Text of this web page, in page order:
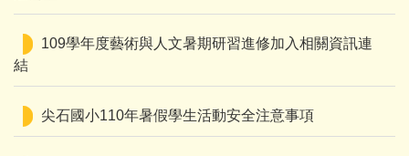
109學年度藝術與人文暑期研習進修加入相關資訊連
結
尖石國小110年暑假學生活動安全注意事項